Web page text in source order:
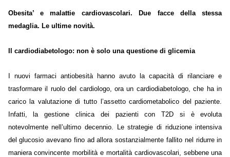
Obesita’ e malattie cardiovascolari. Due facce della stessa
medaglia. Le ultime novità.
Il cardiodiabetologo: non è solo una questione di glicemia
I nuovi farmaci antiobesità hanno avuto la capacità di rilanciare e
trasformare il ruolo del cardiologo, ora un cardiodiabetologo, che ha in
carico la valutazione di tutto l’assetto cardiometabolico del paziente.
Infatti, la gestione clinica dei pazienti con T2D si è evoluta
notevolmente nell’ultimo decennio. Le strategie di riduzione intensiva
del glucosio avevano fino ad allora sostanzialmente fallito nel ridurre in
maniera convincente morbilità e mortalità cardiovascolari, sebbene una